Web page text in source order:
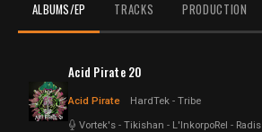
ALBUMS/EP TRACKS PRODUCTION
Acid Pirate 20
Acid Pirate HardTek - Tribe
Vortek's - Tikishan - L'InkorpoRel - Radis